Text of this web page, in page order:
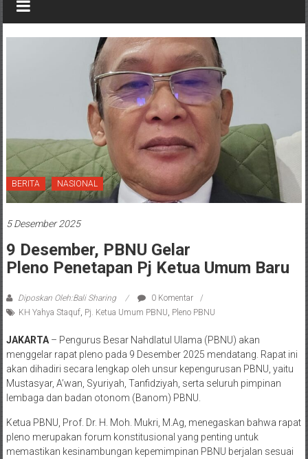
BERITA NASIONAL
5 Desember 2025
9 Desember, PBNU Gelar
Pleno Penetapan Pj Ketua Umum Baru
Diposkan Oleh:Bali Sharing
0 Komentar
KH Yahya Staquf, Pj. Ketua Umum PBNU Pleno PBNU
JAKARTA– Pengurus Besar Nahdlatul Ulama (PBNU) akan
menggelar rapat pleno pada 9 Desember 2025 mendatang. Rapat ini
akan dihadiri secara lengkap oleh unsur kepengurusan PBNU, yaitu
Mustasyar, A’wan, Syuriyah, Tanfidziyah, serta seluruh pimpinan
lembaga dan badan otonom (Banom) PBNU.
Ketua PBNU, Prof. Dr. H. Moh. Mukri, M.Ag, menegaskan bahwa rapat
pleno merupakan forum konstitusional yang penting untuk
memastikan kesinambungan kepemimpinan PBNU berjalan sesuai